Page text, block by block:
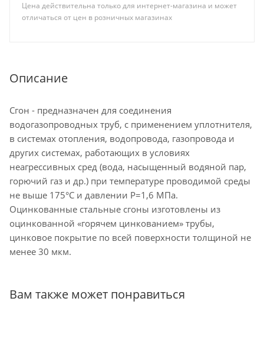
Цена действительна только для интернет-магазина и может
отличаться от цен в розничных магазинах
Описание
Сгон - предназначен для соединения
водогазопроводных труб, с применением уплотнителя,
в системах отопления, водопровода, газопровода и
других системах, работающих в условиях
неагрессивных сред (вода, насыщенный водяной пар,
горючий газ и др.) при температуре проводимой среды
не выше 175°С и давлении Р=1,6 МПа.
Оцинкованные стальные сгоны изготовлены из
оцинкованной «горячем цинкованием» трубы,
цинковое покрытие по всей поверхности толщиной не
менее 30 мкм.
Вам также может понравиться